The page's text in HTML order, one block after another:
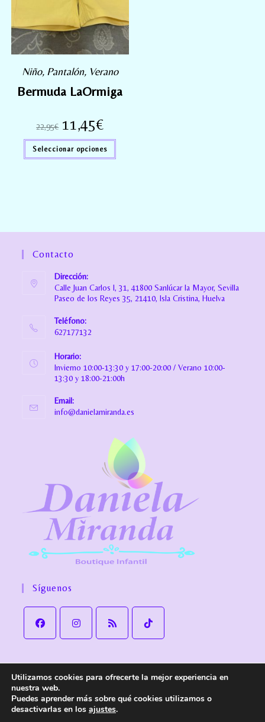
Niño, Pantalón, Verano
Bermuda LaOrmiga
22,95€ 11,45€
Seleccionar opciones
Contacto
Dirección:
Calle Juan Carlos I, 31, 41800 Sanlúcar la Mayor, Sevilla
Paseo de los Reyes 35, 21410, Isla Cristina, Huelva
Teléfono:
627177132
Horario:
Invierno 10:00-13:30 y 17:00-20:00 / Verano 10:00-
13:30 y 18:00-21:00h
Email:
info@danielamiranda.es
Síguenos
Aviso Legal Política de Privacidad
Política de cookies
Política de Envío y devoluciones
Accesibilidad
Utilizamos cookies para ofrecerte la mejor experiencia en
nuestra web.
Puedes aprender más sobre qué cookies utilizamos o
desactivarlas en los ajustes.